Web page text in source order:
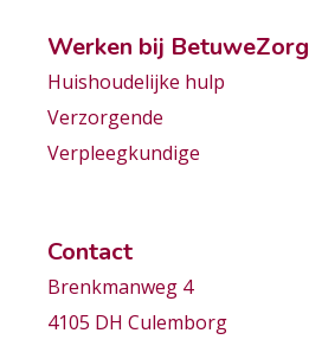
Werken bij BetuweZorg
Huishoudelijke hulp
Verzorgende
Verpleegkundige
Contact
Brenkmanweg 4
4105 DH Culemborg